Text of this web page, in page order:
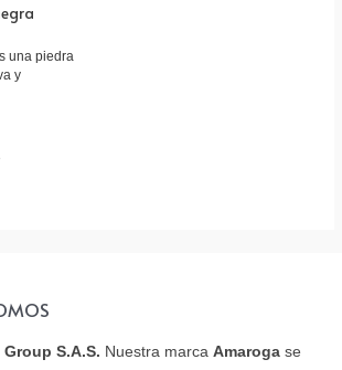
una piedra
y
S.A.S. Nuestra marca Amaroga se